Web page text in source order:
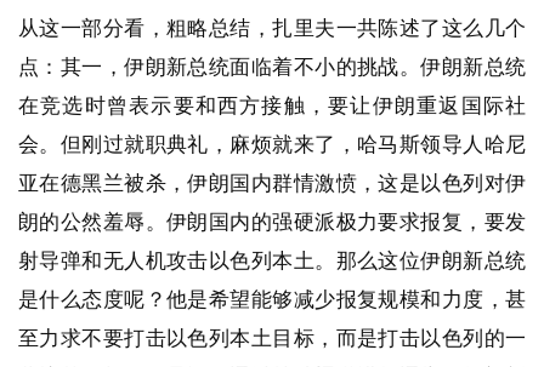
从这一部分看，粗略总结，扎里夫一共陈述了这么几个
点：其一，伊朗新总统面临着不小的挑战。伊朗新总统
在竞选时曾表示要和西方接触，要让伊朗重返国际社
会。但刚过就职典礼，麻烦就来了，哈马斯领导人哈尼
亚在德黑兰被杀，伊朗国内群情激愤，这是以色列对伊
朗的公然羞辱。伊朗国内的强硬派极力要求报复，要发
射导弹和无人机攻击以色列本土。那么这位伊朗新总统
是什么态度呢？他是希望能够减少报复规模和力度，甚
至力求不要打击以色列本土目标，而是打击以色列的一